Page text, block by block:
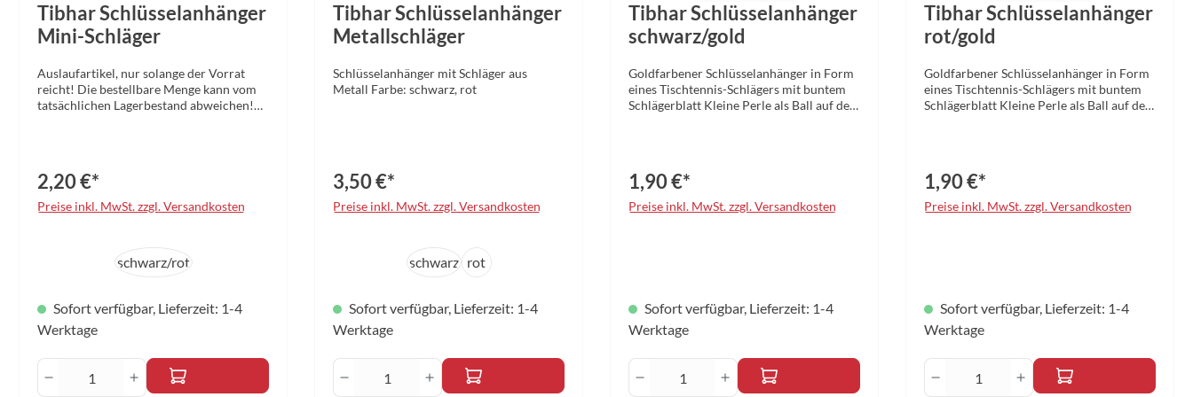
Tibhar Schlüsselanhänger
Mini-Schläger
Auslaufartikel, nur solange der Vorrat
reicht! Die bestellbare Menge kann vom
tatsächlichen Lagerbestand abweichen!
2,20 €*
Preise inkl. MwSt. zzgl. Versandkosten
auswählen
schwarz/rot
Sofort verfügbar, Lieferzeit: 1-4
Werktage
Produkt Anzahl: Gib den gewünschten Wert ein oder benutze die Schaltflächen um die Anzahl zu erhöhen oder zu reduzieren.
Tibhar Schlüsselanhänger
Metallschläger
Schlüsselanhänger mit Schläger aus
Metall Farbe: schwarz, rot
3,50 €*
Preise inkl. MwSt. zzgl. Versandkosten
auswählen
schwarz rot
Sofort verfügbar, Lieferzeit: 1-4
Werktage
Produkt Anzahl: Gib den gewünschten Wert ein oder benutze die Schaltflächen um die
Tibhar Schlüsselanhänger
schwarz/gold
Goldfarbener Schlüsselanhänger in Form
eines Tischtennis-Schlägers mit buntem
Schlägerblatt Kleine Perle als Ball auf dem
1,90 €*
Preise inkl. MwSt. zzgl. Versandkosten
Sofort verfügbar, Lieferzeit: 1-4
Werktage
Produkt Anzahl: Gib den gewünschten Wert ein oder
Tibhar Schlüsselanhänger
rot/gold
Goldfarbener Schlüsselanhänger in Form
eines Tischtennis-Schlägers mit buntem
Schlägerblatt Kleine Perle als Ball auf dem
1,90 €*
Preise inkl. MwSt. zzgl. Versandkosten
Sofort verfügbar, Lieferzeit: 1-4
Werktage
Produkt Anzahl: Gib den